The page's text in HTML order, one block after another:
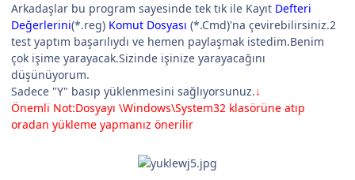
Arkadaşlar bu program sayesinde tek tık ile Kayıt Defteri
Değerlerini(*.reg) Komut Dosyası (*.Cmd)'na çevirebilirsiniz.2
test yaptım başarılıydı ve hemen paylaşmak istedim.Benim
çok işime yarayacak.Sizinde işinize yarayacağını
düşünüyorum.
Sadece "Y" basıp yüklenmesini sağlıyorsunuz.↓
Önemli Not:Dosyayı \Windows\System32 klasörüne atıp
oradan yükleme yapmanız önerilir